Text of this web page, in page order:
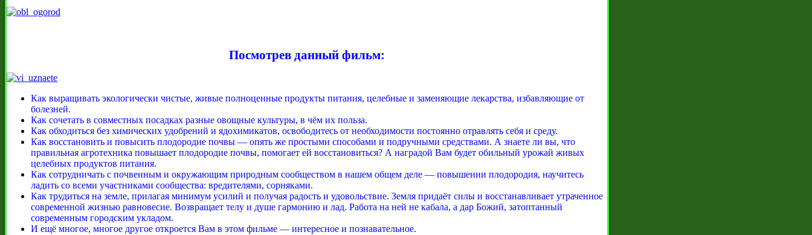
Посмотрев данный фильм:
Как выращивать экологически чистые, живые полноценные продукты питания, целебные и заменяющие лекарства, избавляющие от
болезней.
Как сочетать в совместных посадках разные овощные культуры, в чём их польза.
Как обходиться без химических удобрений и ядохимикатов, освободитесь от необходимости постоянно отравлять себя и среду.
Как восстановить и повысить плодородие почвы — опять же простыми способами и подручными средствами. А знаете ли вы, что
правильная агротехника повышает плодородие почвы, помогает ей восстановиться? А наградой Вам будет обильный урожай живых
целебных продуктов питания.
Как сотрудничать с почвенным и окружающим природным сообществом в нашем общем деле — повышении плодородия, научитесь
ладить со всеми участниками сообщества: вредителями, сорняками.
Как трудиться на земле, прилагая минимум усилий и получая радость и удовольствие. Земля придаёт силы и восстанавливает утраченное
современной жизнью равновесие. Возвращает телу и душе гармонию и лад. Работа на ней не кабала, а дар Божий, затоптанный
современным городским укладом.
И ещё многое, многое другое откроется Вам в этом фильме — интересное и познавательное.